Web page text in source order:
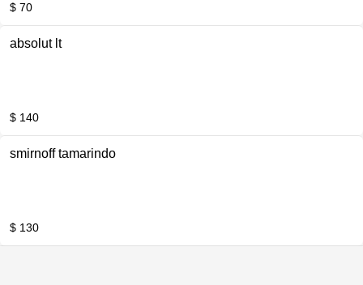
$ 70
absolut lt
$ 140
smirnoff tamarindo
$ 130